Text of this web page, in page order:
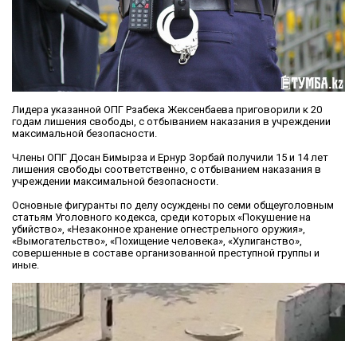
Лидера указанной ОПГ Рзабека Жексенбаева приговорили к 20
годам лишения свободы, с отбыванием наказания в учреждении
максимальной безопасности.
Члены ОПГ Досан Бимырза и Ернур Зорбай получили 15 и 14 лет
лишения свободы соответственно, с отбыванием наказания в
учреждении максимальной безопасности.
Основные фигуранты по делу осуждены по семи общеуголовным
статьям Уголовного кодекса, среди которых «Покушение на
убийство», «Незаконное хранение огнестрельного оружия»,
«Вымогательство», «Похищение человека», «Хулиганство»,
совершенные в составе организованной преступной группы и
иные.